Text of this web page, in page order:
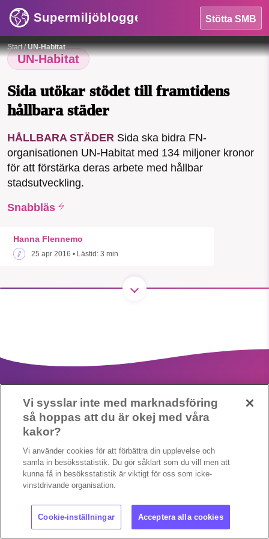
Supermiljöbloggen Stötta SMB
OMRÅDEN
MILJÖFAKTA
OM OSS
Start/UN-Habitat
UN-Habitat
Sida utökar stödet till framtidens
hållbara städer
HÅLLBARA STÄDER Sida ska bidra FN-
organisationen UN-Habitat med 134 miljoner kronor
för att förstärka deras arbete med hållbar
stadsutveckling.
Snabbläs
Hanna Flennemo
25 apr 2016 • Lästid: 3 min
Foto:Pixaby
Copyright 2023 © Supermiljöbloggen Cookieinställningar
SMB kämpar för en hållbar framtid. Sedan
starten 2010 har vår ideella redaktion
drivit miljödebatten framåt genom
nyhetsbevakning och granskningar. Nu
vill vi utveckla vårt arbete – och vi
Vi sysslar inte med marknadsföring
så hoppas att du är okej med våra
kakor?
Vi använder cookies för att förbättra din upplevelse och
samla in besöksstatistik. Du gör såklart som du vill men att
kunna få in besöksstatistik är viktigt för oss som icke-
vinstdrivande organisation.
Cookie-inställningar Acceptera alla cookies